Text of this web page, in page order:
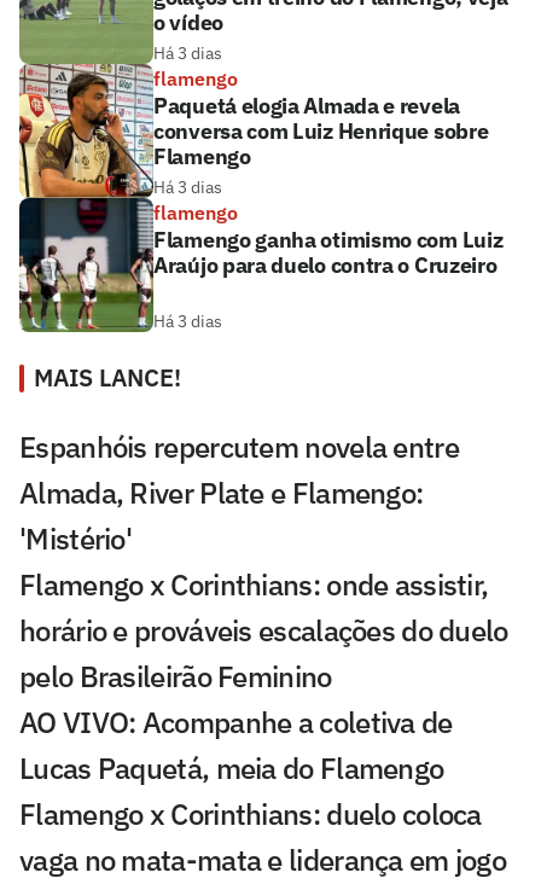
o vídeo
Há 3 dias
flamengo
Paquetá elogia Almada e revela
conversa com Luiz Henrique sobre
Flamengo
Há 3 dias
flamengo
Flamengo ganha otimismo com Luiz
Araújo para duelo contra o Cruzeiro
Há 3 dias
MAIS LANCE!
Espanhóis repercutem novela entre
Almada, River Plate e Flamengo:
'Mistério'
Flamengo x Corinthians: onde assistir,
horário e prováveis escalações do duelo
pelo Brasileirão Feminino
AO VIVO: Acompanhe a coletiva de
Lucas Paquetá, meia do Flamengo
Flamengo x Corinthians: duelo coloca
vaga no mata-mata e liderança em jogo